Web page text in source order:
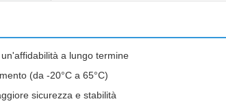
a lungo termine
(da -20°C a 65°C)
sicurezza e stabilità